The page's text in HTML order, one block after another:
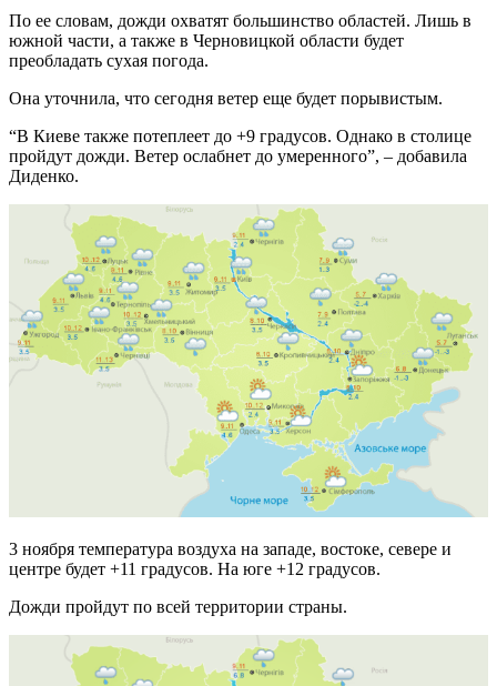
По ее словам, дожди охватят большинство областей. Лишь в
южной части, а также в Черновицкой области будет
преобладать сухая погода.
Она уточнила, что сегодня ветер еще будет порывистым.
“В Киеве также потеплеет до +9 градусов. Однако в столице
пройдут дожди. Ветер ослабнет до умеренного”, – добавила
Диденко.
3 ноября температура воздуха на западе, востоке, севере и
центре будет +11 градусов. На юге +12 градусов.
Дожди пройдут по всей территории страны.